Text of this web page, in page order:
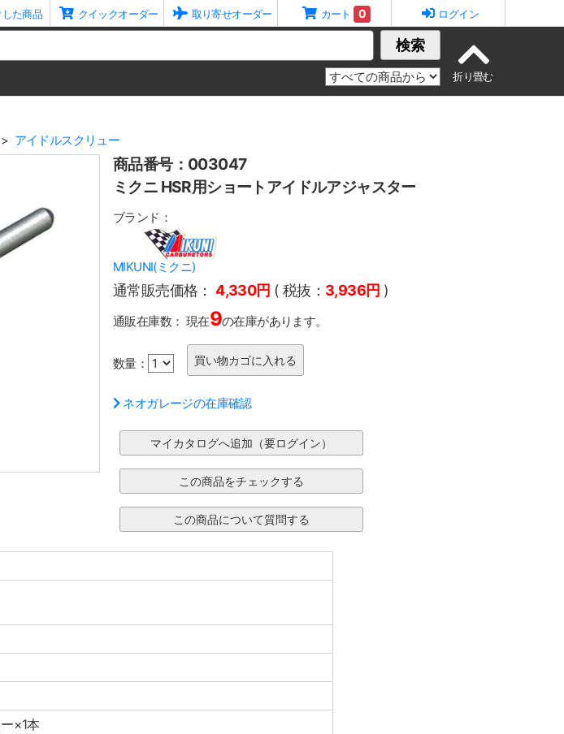
た商品 クイックオーダー 取り寄せオーダー カート 0 ログイン
検索
アイドルスクリュー
商品番号：003047
ミクニ HSR用ショートアイドルアジャスター
ブランド：
MIKUNI(ミクニ)
通常販売価格： 4,330円 ( 税抜： 3,936円 )
通販在庫数： 現在9の在庫があります。
数量：
ネオガレージの在庫確認
×1本